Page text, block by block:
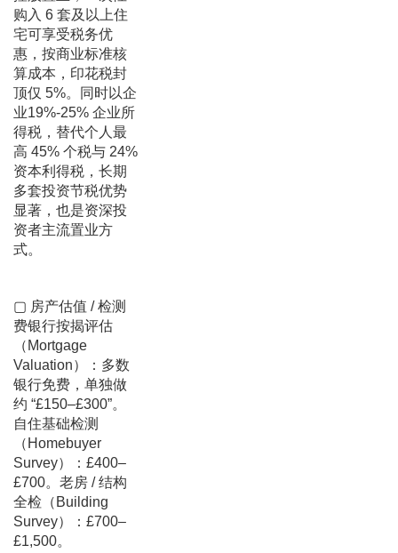
购入 6 套及以上住
宅可享受税务优
惠，按商业标准核
算成本，印花税封
顶仅 5%。同时以企
业19%-25% 企业所
得税，替代个人最
高 45% 个税与 24%
资本利得税，长期
多套投资节税优势
显著，也是资深投
资者主流置业方
式。
▢ 房产估值 / 检测
费银行按揭评估
（Mortgage
Valuation）：多数
银行免费，单独做
约 “£150–£300”。
自住基础检测
（Homebuyer
Survey）：£400–
£700。老房 / 结构
全检（Building
Survey）：£700–
£1,500。